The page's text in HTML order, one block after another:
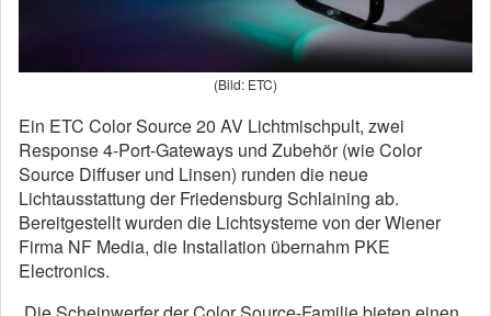
(Bild: ETC)
Ein ETC Color Source 20 AV Lichtmischpult, zwei
Response 4-Port-Gateways und Zubehör (wie Color
Source Diffuser und Linsen) runden die neue
Lichtausstattung der Friedensburg Schlaining ab.
Bereitgestellt wurden die Lichtsysteme von der Wiener
Firma NF Media, die Installation übernahm PKE
Electronics.